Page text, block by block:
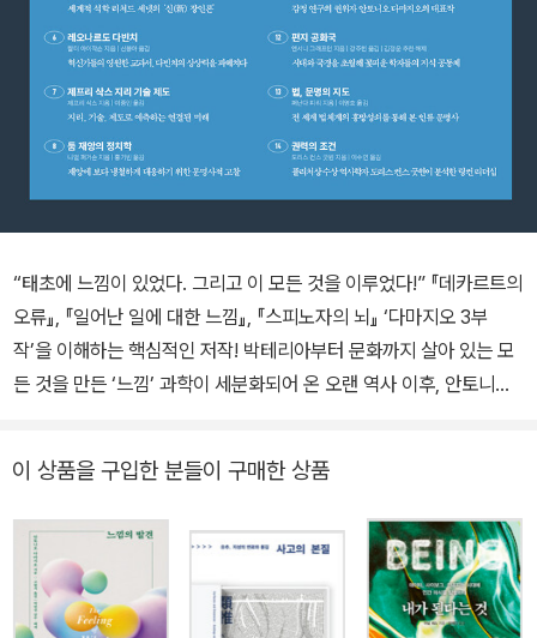
“태초에 느낌이 있었다. 그리고 이 모든 것을 이루었다!” 『데카르트의
오류』, 『일어난 일에 대한 느낌』, 『스피노자의 뇌』 ‘다마지오 3부
작’을 이해하는 핵심적인 저작! 박테리아부터 문화까지 살아 있는 모
든 것을 만든 ‘느낌’ 과학이 세분화되어 온 오랜 역사 이후, 안토니오
는 패러다임을 제시한다. 이는 새로운 과학 혁명의 시작이다! _마누엘
카스텔스(캘리포니아 대학 사회학 명예 교수) 다마지오의 글은 화려
한 문체와 다양한 사례의 제시 그리고 의학, 신경학, 철학, 문학 등을
넘나드는 기발하고 광범위한 추론적 전개로 유명하다. 『느낌의 진화』
를 보고 나서 다시 다마지오 3부작을 펼친다면 아주 재미있게 읽어
이 상품을 구입한 분들이 구매한 상품